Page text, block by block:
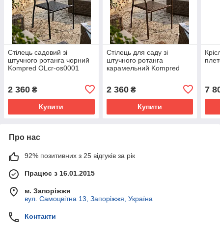
Стілець садовий зі
штучного ротанга чорний
Kompred OLcr-os0001
2 360 ₴
Купити
Стілець для саду зі
штучного ротанга
карамельний Kompred
2 360₴
Купити
7
Про нас
92% позитивних з 25 відгуків за рік
Працює з 16.01.2015
м. Запоріжжя
вул. Самоцвітна 13, Запоріжжя, Україна
Контакти